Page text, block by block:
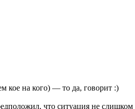
кое на кого) — то да, говорит :)
что ситуация не слишком